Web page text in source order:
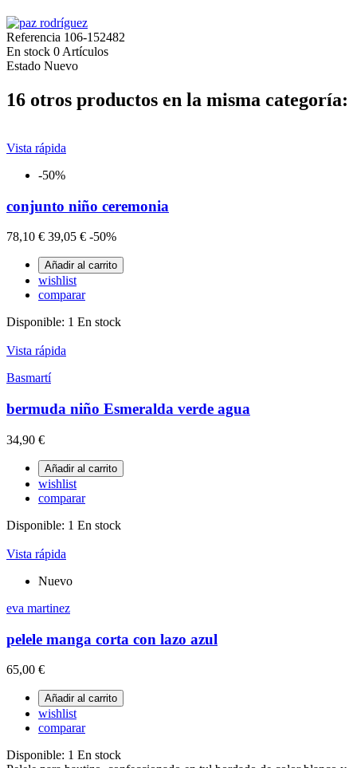
Referencia 106-152482
En stock 0 Artículos
Estado Nuevo
16 otros productos en la misma categoría:
Vista rápida
-50%
conjunto niño ceremonia
78,10 € 39,05 € -50%
Añadir al carrito
wishlist
comparar
Disponible: 1 En stock
Vista rápida
Basmartí
bermuda niño Esmeralda verde agua
34,90 €
Añadir al carrito
wishlist
comparar
Disponible: 1 En stock
Vista rápida
Nuevo
eva martinez
pelele manga corta con lazo azul
65,00 €
Añadir al carrito
wishlist
comparar
Disponible: 1 En stock